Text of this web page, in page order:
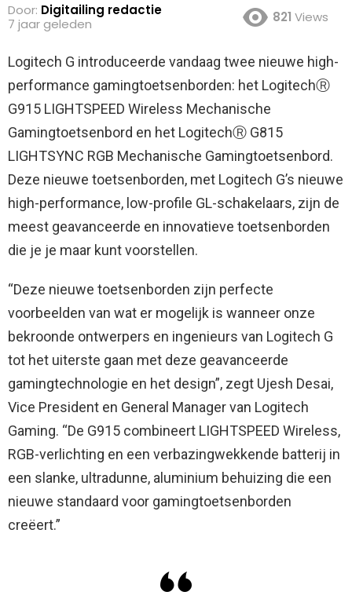
Door: Digitailing redactie
7 jaar geleden
821 Views
Logitech G introduceerde vandaag twee nieuwe high-
performance gamingtoetsenborden: het LogitechⓇ
G915 LIGHTSPEED Wireless Mechanische
Gamingtoetsenbord en het LogitechⓇ G815
LIGHTSYNC RGB Mechanische Gamingtoetsenbord.
Deze nieuwe toetsenborden, met Logitech G’s nieuwe
high-performance, low-profile GL-schakelaars, zijn de
meest geavanceerde en innovatieve toetsenborden
die je je maar kunt voorstellen.
“Deze nieuwe toetsenborden zijn perfecte
voorbeelden van wat er mogelijk is wanneer onze
bekroonde ontwerpers en ingenieurs van Logitech G
tot het uiterste gaan met deze geavanceerde
gamingtechnologie en het design”, zegt Ujesh Desai,
Vice President en General Manager van Logitech
Gaming. “De G915 combineert LIGHTSPEED Wireless,
RGB-verlichting en een verbazingwekkende batterij in
een slanke, ultradunne, aluminium behuizing die een
nieuwe standaard voor gamingtoetsenborden
creëert.”